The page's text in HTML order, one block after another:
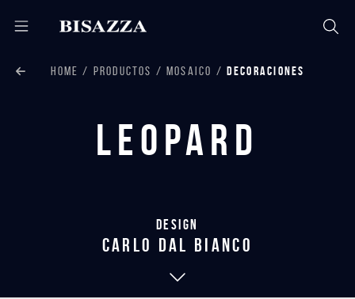
HOME PRODUCTOS MOSAICO DECORACIONES
Leopard
Design
carlo dal bianco